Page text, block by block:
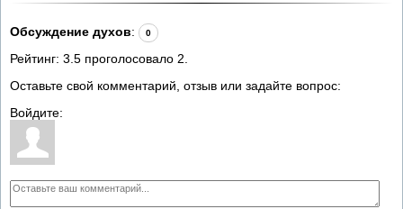
Обсуждение духов: 0
Рейтинг: 3.5 проголосовало 2
Оставьте свой комментарий, отзыв или задайте вопрос:
Войдите: